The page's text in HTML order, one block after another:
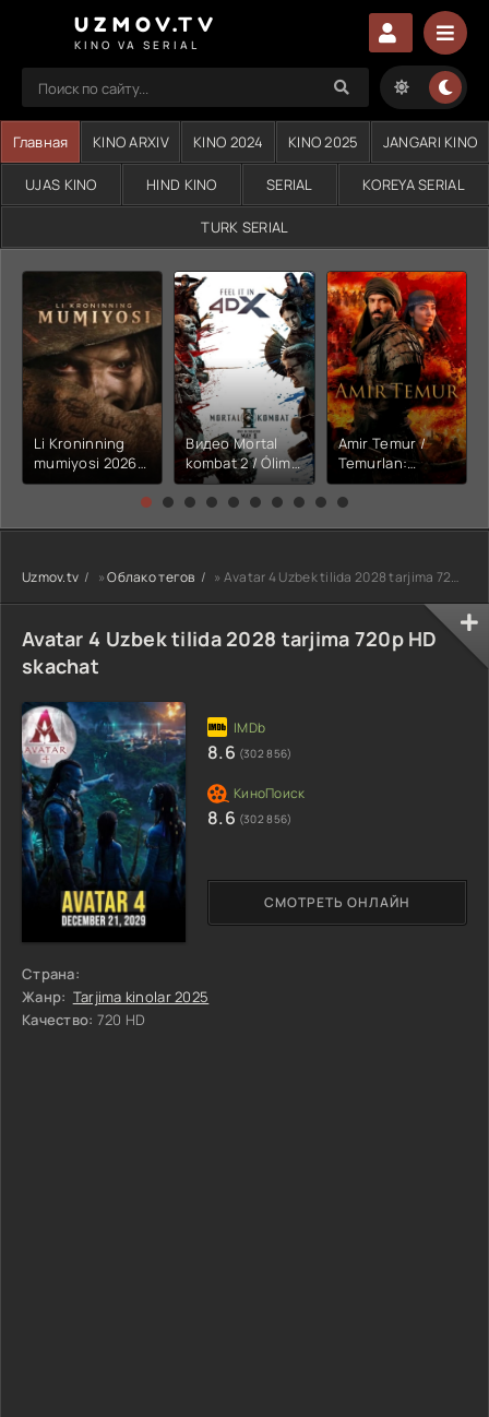
UZMOV.TV
KINO VA SERIAL
Главная KINO ARXIV KINO 2024 KINO 2025 JANGARI KINO
UJAS KINO HIND KINO SERIAL KOREYA SERIAL
TURK SERIAL
Li Kroninning
mumiyosi 2026
(uzbek tilida
kino) tarjima HD
Видео Mortal
kombat 2 / Ólim
jangi 2 (2026)
Uzbek tilida
Amir Temur /
Temurlan:
Fathchining
yuksalishi
tarjima kino Full
HD tas-ix
Uzmov.tv »Облако тегов » Avatar 4 Uzbek tilida 2028 tarjima 720p HD skachat
Avatar 4 Uzbek tilida 2028 tarjima 720p HD
skachat
Страна:
Жанр: Tarjima kinolar 2025
Качество: 720 HD
СМОТРЕТЬ ОНЛАЙН
8.6 (302 856)
8.6 (302 856)